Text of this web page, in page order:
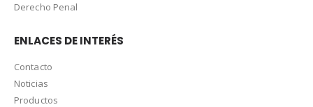
Derecho Penal
ENLACES DE INTERÉS
Contacto
Noticias
Productos